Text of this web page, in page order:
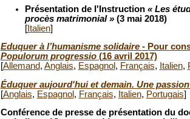
Présentation de l'Instruction « Les
procès matrimonial »(3 mai 2018)
[Italien]
Eduquer à l’humanisme solidaire - Pour
Populorum progressio(16 avril 2017)
[Allemand, Anglais, Espagnol , Français, Italien,
Éduquer aujourd'hui et demain. Une
[Anglais, Espagnol , Français, Italien, Portugais]
Conférence de presse de présentation du